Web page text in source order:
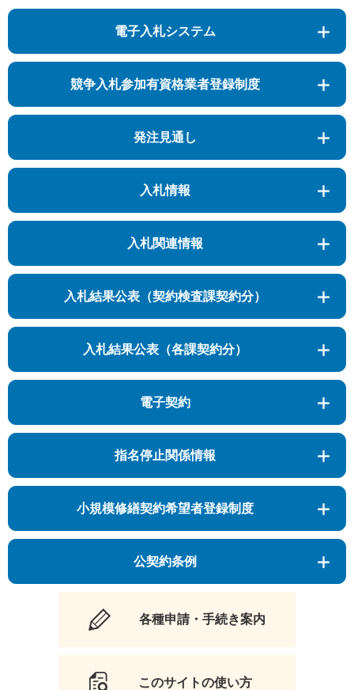
電子入札システム
競争入札参加有資格業者登録制度
発注見通し
入札情報
入札関連情報
入札結果公表（契約検査課契約分）
入札結果公表（各課契約分）
電子契約
指名停止関係情報
小規模修繕契約希望者登録制度
公契約条例
各種申請・手続き案内
このサイトの使い方